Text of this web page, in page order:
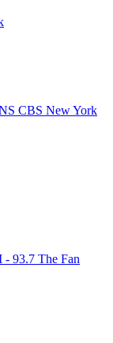
CBS New York
93.7 The Fan